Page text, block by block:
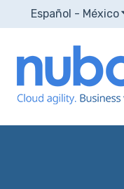
Español - México